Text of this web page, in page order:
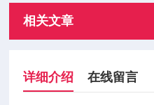
相关文章
详细介绍 在线留言